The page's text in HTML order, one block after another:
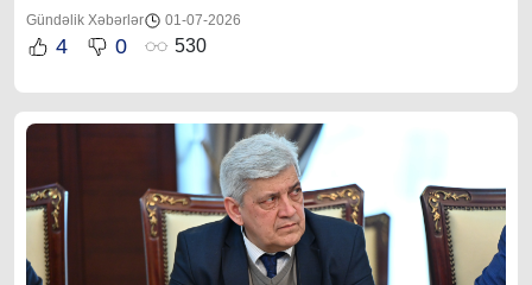
Gündəlik Xəbərlər 01-07-2026
4 0 530